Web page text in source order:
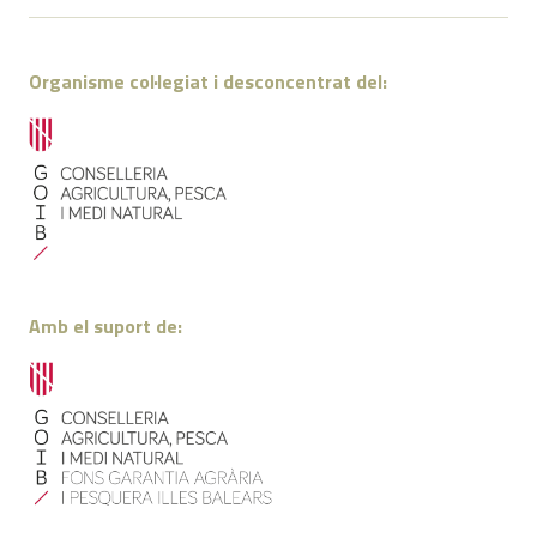
Organisme col·legiat i desconcentrat del:
Amb el suport de: